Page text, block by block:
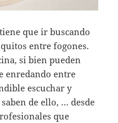
que ir buscando
entre fogones.
si bien pueden
enredando entre
escuchar y
de ello, … desde
que